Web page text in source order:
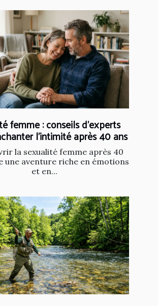
femme : conseils d’experts
l’intimité après 40 ans
la sexualité femme après 40
une aventure riche en émotions
et en...